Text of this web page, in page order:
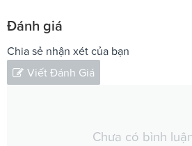
Đánh giá
Chia sẻ nhận xét của bạn
Viết Đánh Giá
Chưa có bình